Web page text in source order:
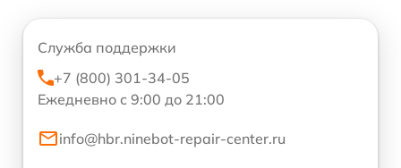
Служба поддержки
+7 (800) 301-34-05
Ежедневно с 9:00 до 21:00
info@hbr.ninebot-repair-center.ru